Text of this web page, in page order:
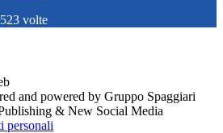
523 volte
and powered by Gruppo Spaggiari
& New Social Media
personali